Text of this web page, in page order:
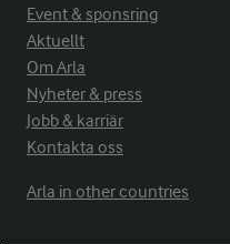
Event & sponsring
Aktuellt
Om Arla
Nyheter & press
Jobb & karriär
Kontakta oss
Arla in other countries